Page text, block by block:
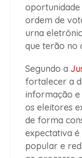
ordem de
urna
que terão no
Segundo a
fortalecer a
informação e
os eleitores
de forma
expectativa
popular e